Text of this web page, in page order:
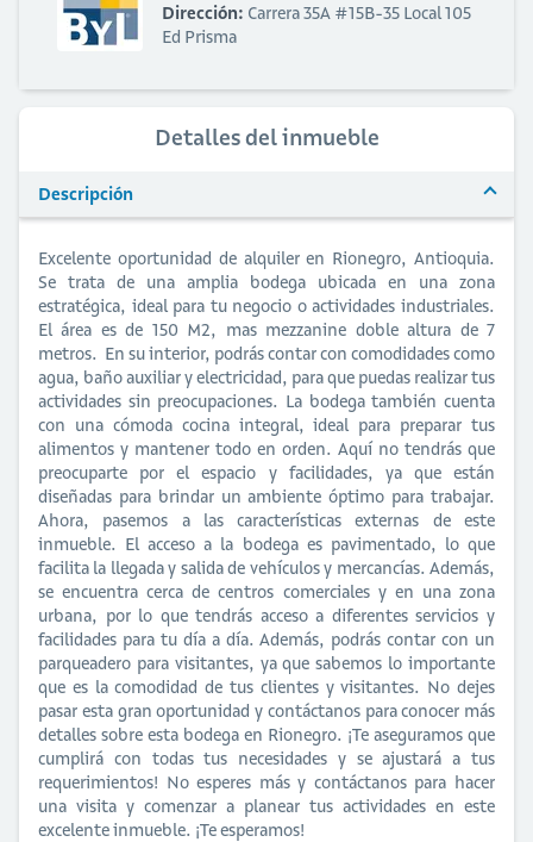
Dirección: Carrera 35A #15B-35 Local 105
Ed Prisma
Detalles del inmueble
Descripción
Excelente oportunidad de alquiler en Rionegro, Antioquia.
Se trata de una amplia bodega ubicada en una zona
estratégica, ideal para tu negocio o actividades industriales.
El área es de 150 M2, mas mezzanine doble altura de 7
metros. En su interior, podrás contar con comodidades como
agua, baño auxiliar y electricidad, para que puedas realizar tus
actividades sin preocupaciones. La bodega también cuenta
con una cómoda cocina integral, ideal para preparar tus
alimentos y mantener todo en orden. Aquí no tendrás que
preocuparte por el espacio y facilidades, ya que están
diseñadas para brindar un ambiente óptimo para trabajar.
Ahora, pasemos a las características externas de este
inmueble. El acceso a la bodega es pavimentado, lo que
facilita la llegada y salida de vehículos y mercancías. Además,
se encuentra cerca de centros comerciales y en una zona
urbana, por lo que tendrás acceso a diferentes servicios y
facilidades para tu día a día. Además, podrás contar con un
parqueadero para visitantes, ya que sabemos lo importante
que es la comodidad de tus clientes y visitantes. No dejes
pasar esta gran oportunidad y contáctanos para conocer más
detalles sobre esta bodega en Rionegro. ¡Te aseguramos que
cumplirá con todas tus necesidades y se ajustará a tus
requerimientos! No esperes más y contáctanos para hacer
una visita y comenzar a planear tus actividades en este
excelente inmueble. ¡Te esperamos!